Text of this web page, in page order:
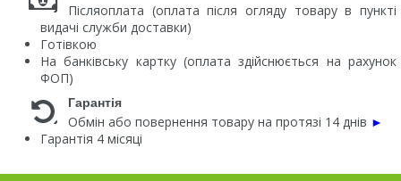
Післяоплата (оплата після огляду товару в пункті
видачі служби доставки)
Готівкою
На банківську картку (оплата здійснюється на рахунок
ФОП)
Гарантія
Обмін або повернення товару на протязі 14 днів ►
Гарантія 4 місяці